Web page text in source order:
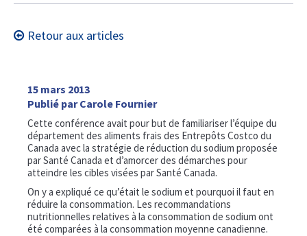
Retour aux articles
15 mars 2013
Publié par Carole Fournier
Cette conférence avait pour but de familiariser l’équipe du
département des aliments frais des Entrepôts Costco du
Canada avec la stratégie de réduction du sodium proposée
par Santé Canada et d’amorcer des démarches pour
atteindre les cibles visées par Santé Canada.
On y a expliqué ce qu’était le sodium et pourquoi il faut en
réduire la consommation. Les recommandations
nutritionnelles relatives à la consommation de sodium ont
été comparées à la consommation moyenne canadienne.